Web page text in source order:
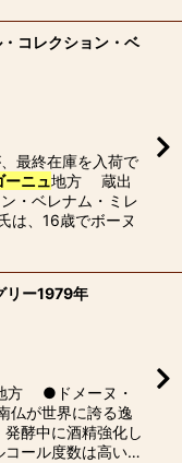
コレクション・ベ
最終在庫を入荷で
ーニュ地方 蔵出
・ベレナム・ミレ
は、16歳でボーヌ
リー1979年
方 ●ドメーヌ・
仏が世界に誇る逸
酵中に酒精強化し
コール度数は高い…